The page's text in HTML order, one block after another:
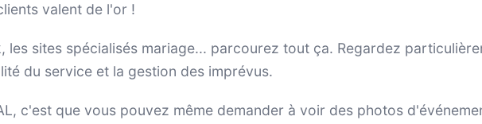
valent de l'or !
les sites spécialisés mariage... parcourez tout ça. Regardez
du service et la gestion des imprévus.
c'est que vous pouvez même demander à voir des photos